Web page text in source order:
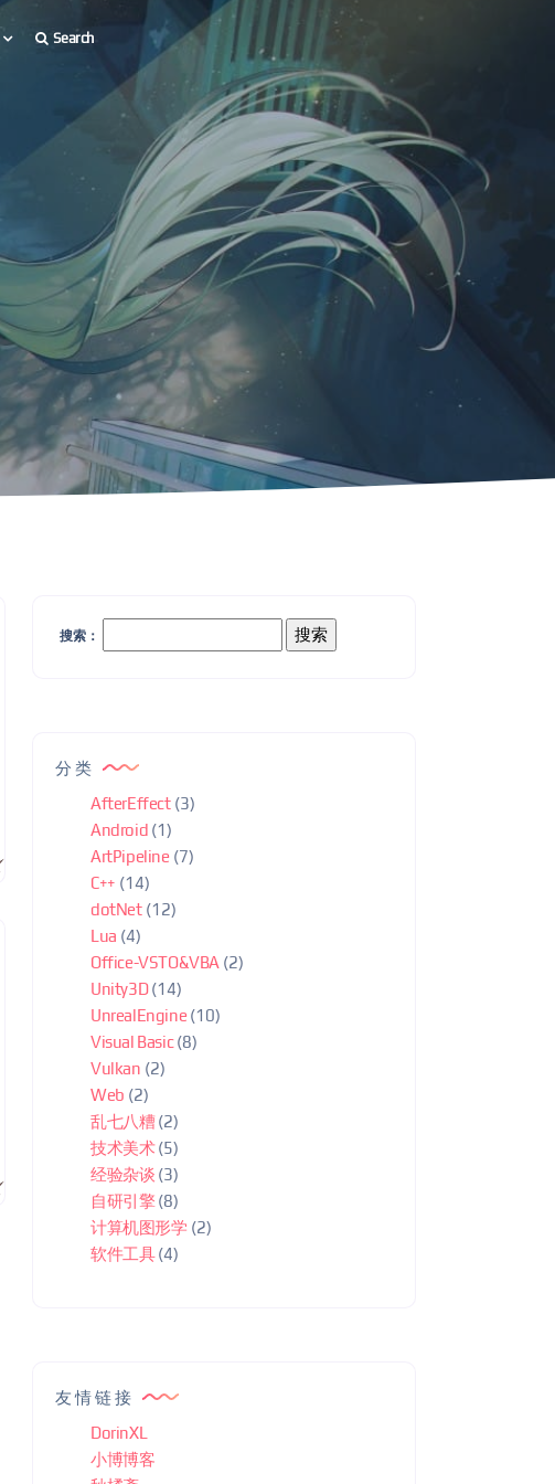
Search
搜索：
分类
AfterEffect(3)
Android (1)
ArtPipeline (7)
C++ (14)
dotNet(12)
Lua (4)
Office-VSTO&VBA (2)
Unity3D(14)
UnrealEngine (10)
Visual Basic(8)
Vulkan (2)
Web (2)
乱七八糟(2)
技术美术(5)
经验杂谈 (3)
自研引擎 (8)
计算机图形学 (2)
软件工具(4)
友情链接
DorinXL
小博博客